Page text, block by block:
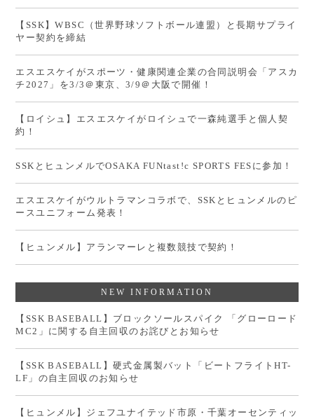
【SSK】WBSC（世界野球ソフトボール連盟）と長期サプライ
ヤー契約を締結
エスエスケイがスポーツ・健康関連企業の合同説明会「アスカ
チ2027」を3/3＠東京、3/9＠大阪で開催！
【ロイシュ】エスエスケイがロイシュで一森純選手と個人契
約！
SSKとヒュンメルでOSAKA FUNtast!c SPORTS FESに参加！
エスエスケイがウルトラマンコラボで、SSKとヒュンメルのピ
ースユニフォーム発表！
【ヒュンメル】アランマーレと複数競技で契約！
NEW INFORMATION
【SSK BASEBALL】ブロックソールスパイク 「グローロード
MC2」に関する自主回収のお詫びとお知らせ
【SSK BASEBALL】硬式金属製バット「ビートフライトHT-
LF」の自主回収のお知らせ
【ヒュンメル】ジェフユナイテッド市原・千葉オーセンティッ